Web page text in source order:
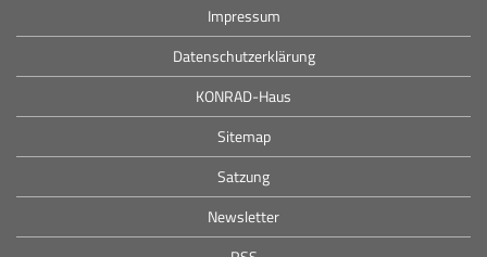
Impressum
Datenschutzerklärung
KONRAD-Haus
Sitemap
Satzung
Newsletter